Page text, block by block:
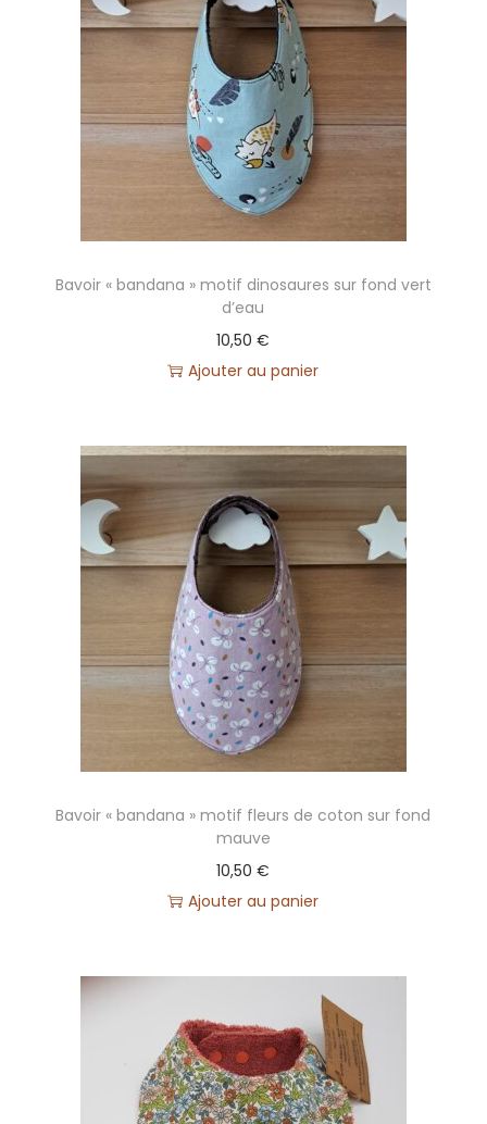
Bavoir « bandana » motif dinosaures sur fond vert
d’eau
10,50€
Ajouter au panier
Bavoir « bandana » motif fleurs de coton sur fond
mauve
10,50€
Ajouter au panier